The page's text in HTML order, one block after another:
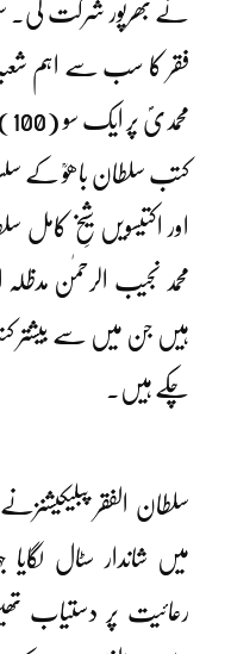
نے بھرپور شرکت کی۔
فقر کا سب سے اہم شعبہ
کتب سلطان باھوؒ کے
اور اکتیسویں شیخِ
محمد نجیب الرحمٰن
ہیں جن میں سے بیشتر
چکے ہیں۔
رعائیت پر دستیاب